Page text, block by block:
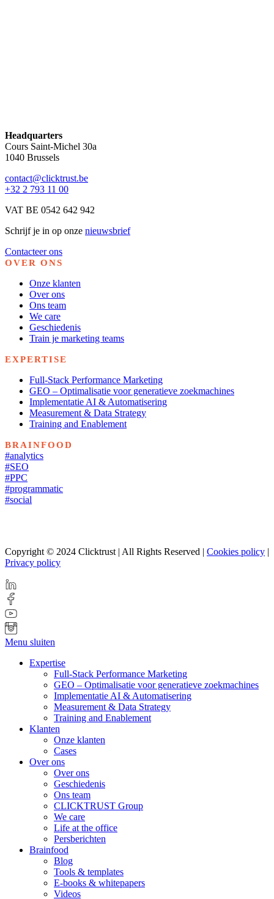
Headquarters
Cours Saint-Michel 30a
1040 Brussels
contact@clicktrust.be
+32 2 793 11 00
VAT BE 0542 642 942
Schrijf je in op onze nieuwsbrief
Contacteer ons
OVER ONS
Onze klanten
Over ons
Ons team
We care
Geschiedenis
Train je marketing teams
EXPERTISE
Full-Stack Performance Marketing
GEO – Optimalisatie voor generatieve zoekmachines
Implementatie AI & Automatisering
Measurement & Data Strategy
Training and Enablement
BRAINFOOD
#analytics
#SEO
#PPC
#programmatic
#social
Copyright © 2024 Clicktrust | All Rights Reserved | Cookies policy |
Privacy policy
Menu sluiten
Expertise
Full-Stack Performance Marketing
GEO – Optimalisatie voor generatieve zoekmachines
Implementatie AI & Automatisering
Measurement & Data Strategy
Training and Enablement
Klanten
Onze klanten
Cases
Over ons
Over ons
Geschiedenis
Ons team
CLICKTRUST Group
We care
Life at the office
Persberichten
Brainfood
Blog
Tools & templates
E-books & whitepapers
Videos